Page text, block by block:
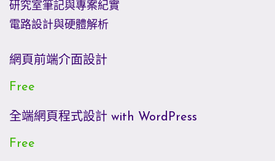
研究室筆記與專案紀實
電路設計與硬體解析
網頁前端介面設計
Free
全端網頁程式設計 with WordPress
Free